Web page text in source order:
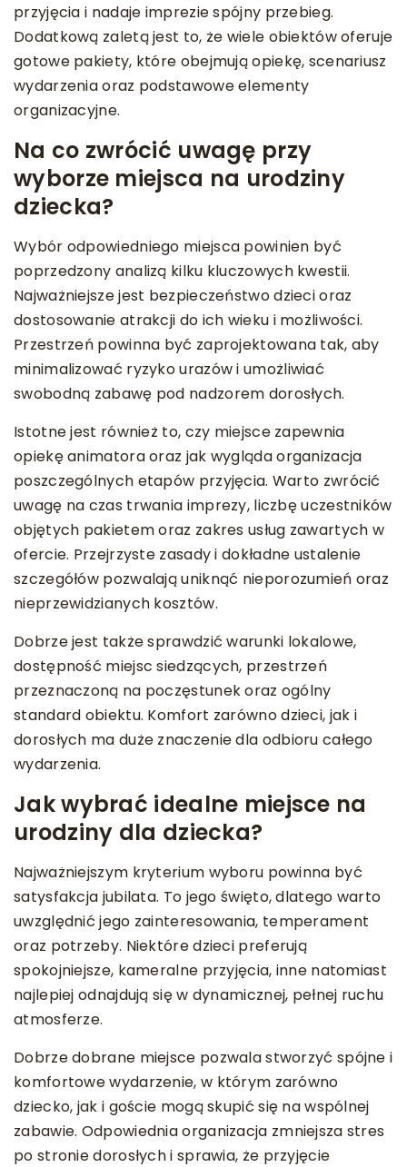
przyjęcia i nadaje imprezie spójny przebieg.
Dodatkową zaletą jest to, że wiele obiektów oferuje
gotowe pakiety, które obejmują opiekę, scenariusz
wydarzenia oraz podstawowe elementy
organizacyjne.
Na co zwrócić uwagę przy
wyborze miejsca na urodziny
dziecka?
Wybór odpowiedniego miejsca powinien być
poprzedzony analizą kilku kluczowych kwestii.
Najważniejsze jest bezpieczeństwo dzieci oraz
dostosowanie atrakcji do ich wieku i możliwości.
Przestrzeń powinna być zaprojektowana tak, aby
minimalizować ryzyko urazów i umożliwiać
swobodną zabawę pod nadzorem dorosłych.
Istotne jest również to, czy miejsce zapewnia
opiekę animatora oraz jak wygląda organizacja
poszczególnych etapów przyjęcia. Warto zwrócić
uwagę na czas trwania imprezy, liczbę uczestników
objętych pakietem oraz zakres usług zawartych w
ofercie. Przejrzyste zasady i dokładne ustalenie
szczegółów pozwalają uniknąć nieporozumień oraz
nieprzewidzianych kosztów.
Dobrze jest także sprawdzić warunki lokalowe,
dostępność miejsc siedzących, przestrzeń
przeznaczoną na poczęstunek oraz ogólny
standard obiektu. Komfort zarówno dzieci, jak i
dorosłych ma duże znaczenie dla odbioru całego
wydarzenia.
Jak wybrać idealne miejsce na
urodziny dla dziecka?
Najważniejszym kryterium wyboru powinna być
satysfakcja jubilata. To jego święto, dlatego warto
uwzględnić jego zainteresowania, temperament
oraz potrzeby. Niektóre dzieci preferują
spokojniejsze, kameralne przyjęcia, inne natomiast
najlepiej odnajdują się w dynamicznej, pełnej ruchu
atmosferze.
Dobrze dobrane miejsce pozwala stworzyć spójne i
komfortowe wydarzenie, w którym zarówno
dziecko, jak i goście mogą skupić się na wspólnej
zabawie. Odpowiednia organizacja zmniejsza stres
po stronie dorosłych i sprawia, że przyjęcie